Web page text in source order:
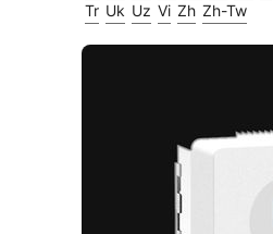
Tr Uk Uz Vi Zh Zh-Tw